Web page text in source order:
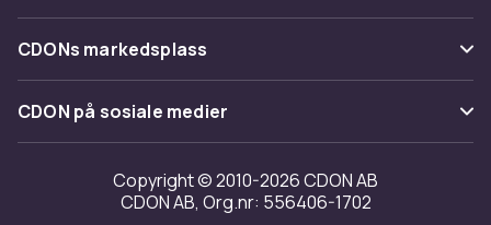
Tilbakekallinger
Varemerker
Om oss
Kundeanmeldelser
Jobbe på CDON
Investor relations
Tilgjengelighet
CDONs markedsplass
Merchant Help Center
CDON på sosiale medier
Copyright © 2010-2026 CDON AB
CDON AB, Org.nr: 556406-1702